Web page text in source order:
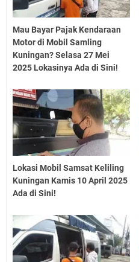
Mau Bayar Pajak Kendaraan
Motor di Mobil Samling
Kuningan? Selasa 27 Mei
2025 Lokasinya Ada di Sini!
Lokasi Mobil Samsat Keliling
Kuningan Kamis 10 April 2025
Ada di Sini!